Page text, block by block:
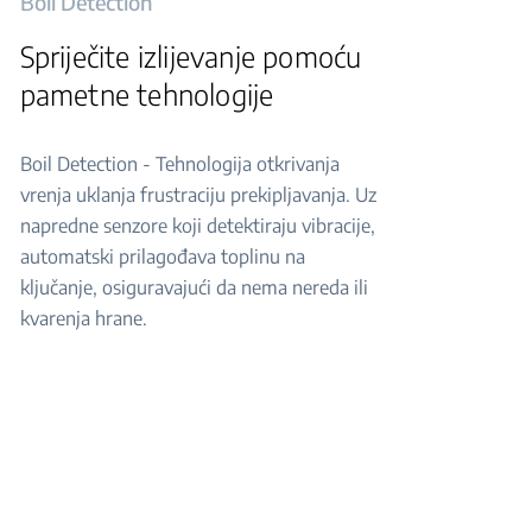
Spriječite izlijevanje pomoću
pametne tehnologije
Boil Detection - Tehnologija otkrivanja
vrenja uklanja frustraciju prekipljavanja. Uz
napredne senzore koji detektiraju vibracije,
automatski prilagođava toplinu na
ključanje, osiguravajući da nema nereda ili
kvarenja hrane.